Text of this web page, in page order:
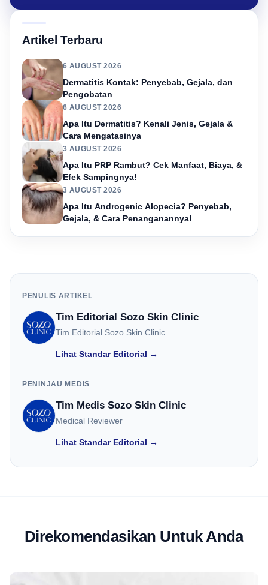
Artikel Terbaru
6 AUGUST 2026
Dermatitis Kontak: Penyebab, Gejala, dan
Pengobatan
6 AUGUST 2026
Apa Itu Dermatitis? Kenali Jenis, Gejala &
Cara Mengatasinya
3 AUGUST 2026
Apa Itu PRP Rambut? Cek Manfaat, Biaya, &
Efek Sampingnya!
3 AUGUST 2026
Apa Itu Androgenic Alopecia? Penyebab,
Gejala, & Cara Penanganannya!
PENULIS ARTIKEL
Tim Editorial Sozo Skin Clinic
Tim Editorial Sozo Skin Clinic
Lihat Standar Editorial →
PENINJAU MEDIS
Tim Medis Sozo Skin Clinic
Medical Reviewer
Lihat Standar Editorial →
Direkomendasikan Untuk Anda